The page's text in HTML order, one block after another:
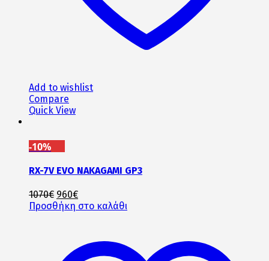
Add to wishlist
Compare
Quick View
-10%
RX-7V EVO NAKAGAMI GP3
1070€ Original
price
960€Η
τρέχουσα
960€.
Προσθήκη στο καλάθι